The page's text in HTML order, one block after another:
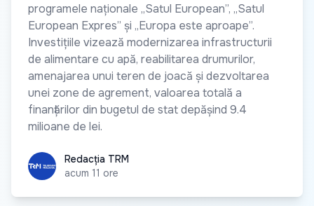
programele naționale „Satul European”, „Satul
European Expres” și „Europa este aproape”.
Investițiile vizează modernizarea infrastructurii
de alimentare cu apă, reabilitarea drumurilor,
amenajarea unui teren de joacă și dezvoltarea
unei zone de agrement, valoarea totală a
finanțărilor din bugetul de stat depășind 9.4
milioane de lei.
Redacția TRM
Redacția TRM
acum 11 ore